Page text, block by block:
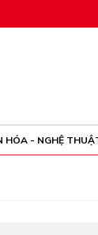
HÓA - NGHỆ